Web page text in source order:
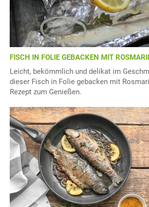
FISCH IN FOLIE GEBACKEN MIT
Leicht, bekömmlich und delikat im
dieser Fisch in Folie gebacken mit
Rezept zum Genießen.